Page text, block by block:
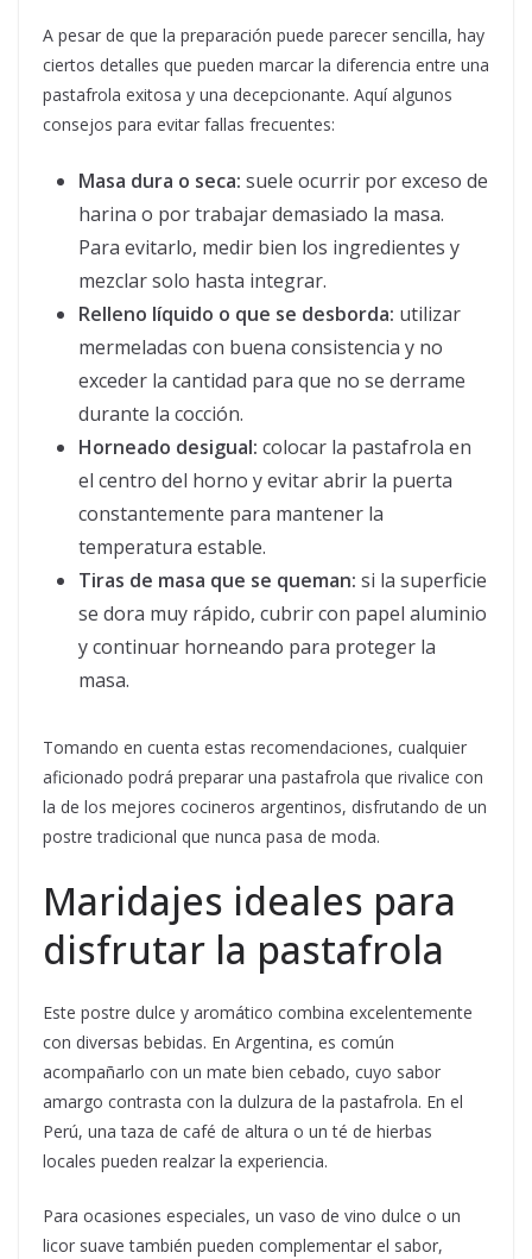
A pesar de que la preparación puede parecer sencilla, hay
ciertos detalles que pueden marcar la diferencia entre una
pastafrola exitosa y una decepcionante. Aquí algunos
consejos para evitar fallas frecuentes:
Masa dura o seca: suele ocurrir por exceso de
harina o por trabajar demasiado la masa.
Para evitarlo, medir bien los ingredientes y
mezclar solo hasta integrar.
Relleno líquido o que se desborda: utilizar
mermeladas con buena consistencia y no
exceder la cantidad para que no se derrame
durante la cocción.
Horneado desigual: colocar la pastafrola en
el centro del horno y evitar abrir la puerta
constantemente para mantener la
temperatura estable.
Tiras de masa que se queman: si la superficie
se dora muy rápido, cubrir con papel aluminio
y continuar horneando para proteger la
masa.
Tomando en cuenta estas recomendaciones, cualquier
aficionado podrá preparar una pastafrola que rivalice con
la de los mejores cocineros argentinos, disfrutando de un
postre tradicional que nunca pasa de moda.
Maridajes ideales para
disfrutar la pastafrola
Este postre dulce y aromático combina excelentemente
con diversas bebidas. En Argentina, es común
acompañarlo con un mate bien cebado, cuyo sabor
amargo contrasta con la dulzura de la pastafrola. En el
Perú, una taza de café de altura o un té de hierbas
locales pueden realzar la experiencia.
Para ocasiones especiales, un vaso de vino dulce o un
licor suave también pueden complementar el sabor,